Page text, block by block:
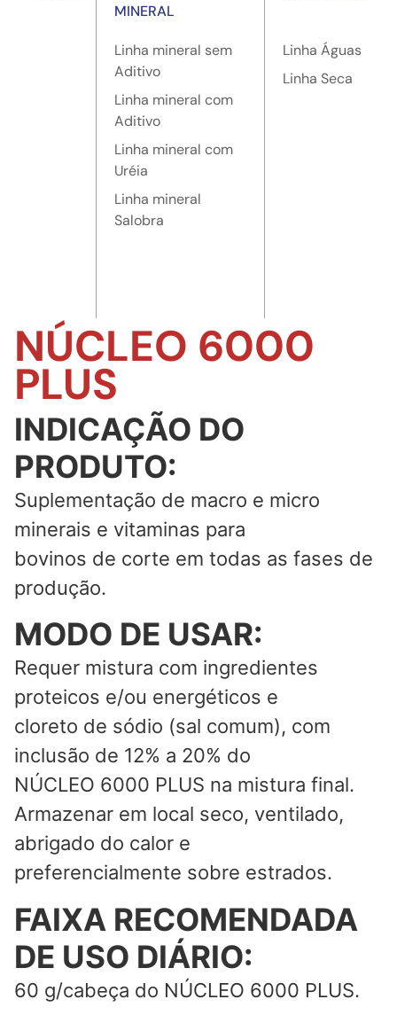
MINERAL
Linha mineral sem
Aditivo
Linha mineral com
Aditivo
Linha mineral com
Uréia
Linha mineral
Salobra
Linha Águas
Linha Seca
NÚCLEO 6000
PLUS
INDICAÇÃO DO
PRODUTO:
Suplementação de macro e micro
minerais e vitaminas para
bovinos de corte em todas as fases de
produção.
MODO DE USAR:
Requer mistura com ingredientes
proteicos e/ou energéticos e
cloreto de sódio (sal comum), com
inclusão de 12% a 20% do
NÚCLEO 6000 PLUS na mistura final.
Armazenar em local seco, ventilado,
abrigado do calor e
preferencialmente sobre estrados.
FAIXA RECOMENDADA
DE USO DIÁRIO:
60 g/cabeça do NÚCLEO 6000 PLUS.